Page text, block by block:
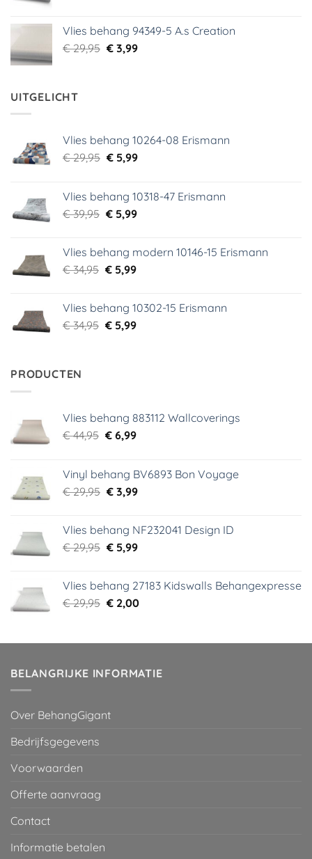
€ 29,95.€ 5,99.
Vlies behang 94349-5 A.s Creation
€29,95 Oorspronkelijke
€3,99Huidige
UITGELICHT
Vlies behang 10264-08 Erismann
€29,95 Oorspronkelijke
€ 29,95.
€5,99Huidige
€ 5,99.
Vlies behang 10318-47 Erismann
€39,95 Oorspronkelijke
€ 39,95.
€5,99Huidige
€ 5,99.
Vlies behang modern 10146-15 Erismann
€34,95 Oorspronkelijke
€ 34,95.
€5,99Huidige
€ 5,99.
Vlies behang 10302-15 Erismann
€34,95 Oorspronkelijke
€5,99Huidige
PRODUCTEN
Vlies behang 883112 Wallcoverings
€44,95 Oorspronkelijke
€ 44,95.
€6,99Huidige
€ 6,99.
Vinyl behang BV6893 Bon Voyage
€29,95 Oorspronkelijke
€ 29,95.
€3,99Huidige
€ 3,99.
Vlies behang NF232041 Design ID
€29,95 Oorspronkelijke
€ 29,95.
€5,99Huidige
€ 5,99.
Vlies behang 27183 Kidswalls Behangexpresse
€29,95 Oorspronkelijke
€ 29,95.
€2,00Huidige
€ 2,00.
BELANGRIJKE INFORMATIE
Over BehangGigant
Bedrijfsgegevens
Voorwaarden
Offerte aanvraag
Contact
Informatie betalen